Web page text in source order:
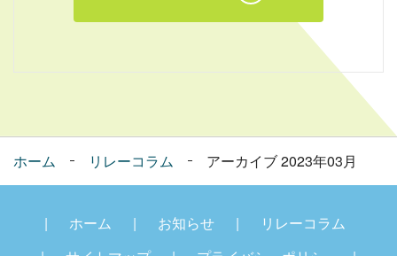
ホーム リレーコラム アーカイブ 2023年03月
ホーム お知らせ
リレーコラム